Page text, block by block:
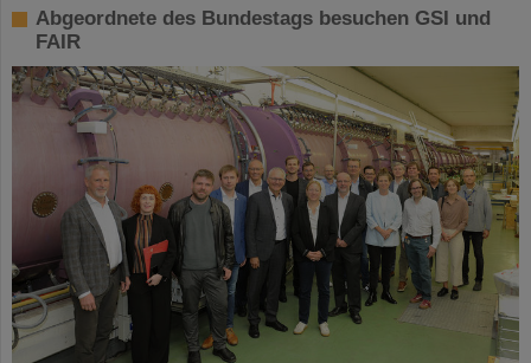
Abgeordnete des Bundestags besuchen GSI und
FAIR